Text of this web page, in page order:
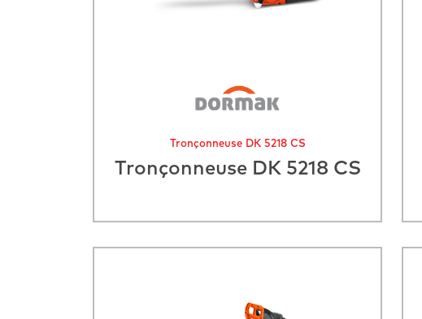
Tronçonneuse DK 5218 CS
Tronçonneuse DK 5218 CS